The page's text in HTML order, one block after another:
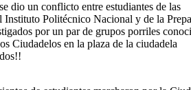
dio un conflicto entre estudiantes de las
Instituto Politécnico Nacional y de la
por un par de grupos porriles
Ciudadelos en la plaza de la ciudadela